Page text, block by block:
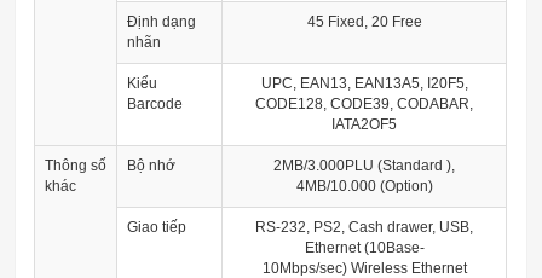
Định dạng
nhãn
45 Fixed, 20 Free
Kiểu
Barcode
UPC, EAN13, EAN13A5, I20F5,
CODE128, CODE39, CODABAR,
IATA2OF5
Thông số
khác
Bộ nhớ
2MB/3.000PLU (Standard ),
4MB/10.000 (Option)
Giao tiếp
RS-232, PS2, Cash drawer, USB,
Ethernet (10Base-
10Mbps/sec) Wireless Ethernet